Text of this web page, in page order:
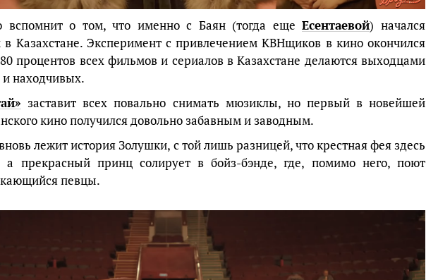
вспомнит о том, что именно с Баян (тогда ещеЕсентаевой) начался
Казахстане. Эксперимент с привлечением КВНщиков в кино окончился
процентов всех фильмов и сериалов в Казахстане делаются выходцами
и находчивых.
заставит всех повально снимать мюзиклы, но первый в новейшей
кино получился довольно забавным и заводным.
лежит история Золушки, с той лишь разницей, что крестная фея здесь
а прекрасный принц солирует в бойз-бэнде, где, помимо него, поют
певцы.